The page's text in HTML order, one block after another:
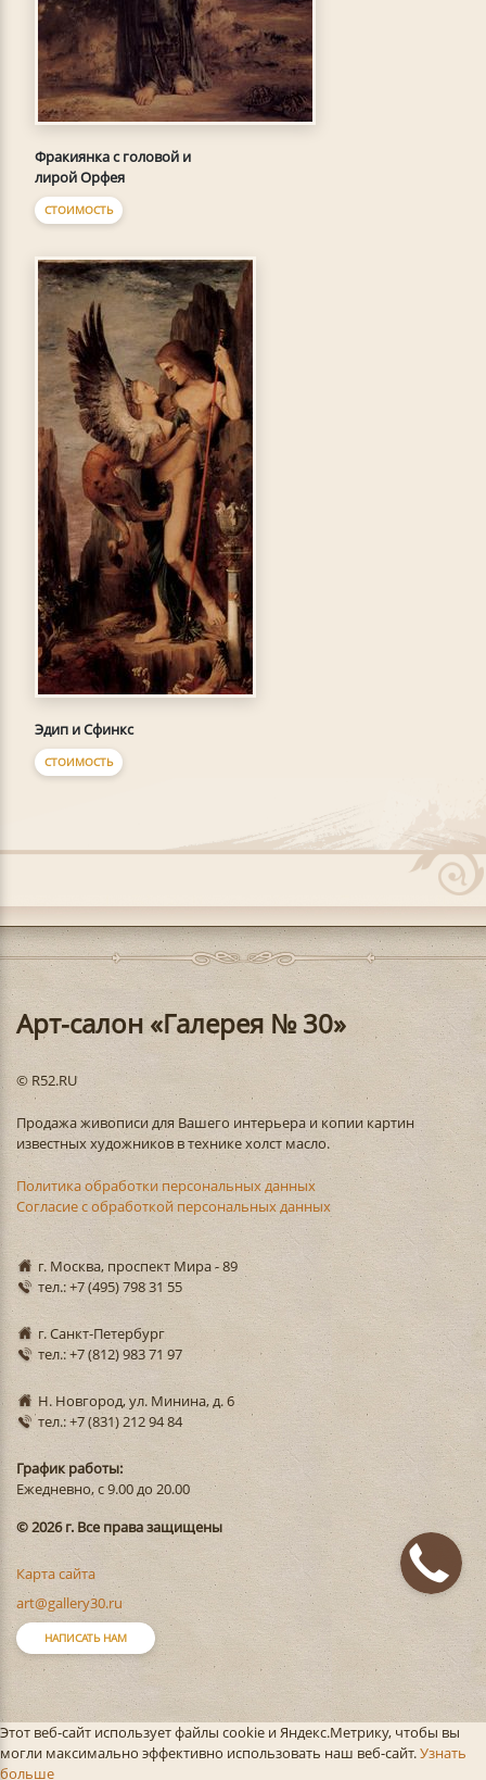
Фракиянка с головой и
лирой Орфея
СТОИМОСТЬ
Эдип и Сфинкс
СТОИМОСТЬ
Арт-салон «Галерея № 30»
© R52.RU
Продажа живописи для Вашего интерьера и копии картин
известных художников в технике холст масло.
Политика обработки персональных данных
Согласие с обработкой персональных данных
г. Москва, проспект Мира - 89
тел.: +7 (495) 798 31 55
г. Санкт-Петербург
тел.: +7 (812) 983 71 97
Н. Новгород, ул. Минина, д. 6
тел.: +7 (831) 212 94 84
График работы:
Ежедневно, с 9.00 до 20.00
© 2026 г. Все права защищены
Карта сайта
art@gallery30.ru
НАПИСАТЬ НАМ
Этот веб-сайт использует файлы cookie и Яндекс.Метрику, чтобы вы
могли максимально эффективно использовать наш веб-сайт.Узнать
больше